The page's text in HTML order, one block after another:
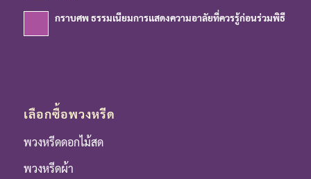
กราบศพ ธรรมเนียมการแสดงความอาลัยที่ควรรู้ก่อนร่วมพิธี
เลือกซื้อพวงหรีด
พวงหรีดดอกไม้สด
พวงหรีดผ้า